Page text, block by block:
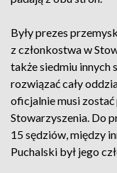
Były prezes
z członkostwa w
także siedmiu innych
rozwiązać cały
oficjalnie musi
Stowarzyszenia. Do
15 sędziów, między
Puchalski był jego